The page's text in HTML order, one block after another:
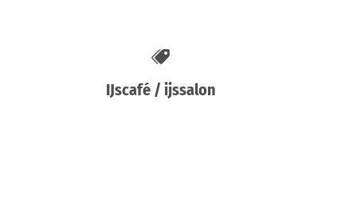
IJscafé / ijssalon